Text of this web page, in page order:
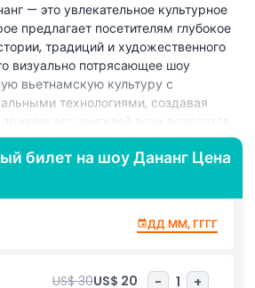
— это увлекательное культурное
предлагает посетителям глубокое
традиций и художественного
визуально потрясающее шоу
вьетнамскую культуру с
технологиями, создавая
зрителей всех возрастов.
повествование представление
города, одновременно почитая его
танцоры и исполнители
тщательно разработанных
сцену с элегантностью и
демонстрирует элементы
традициями, отражая
билет на шоу Дананг Цена
ДД ММ, ГГГГ
US$ 30US$ 20 - 1 +